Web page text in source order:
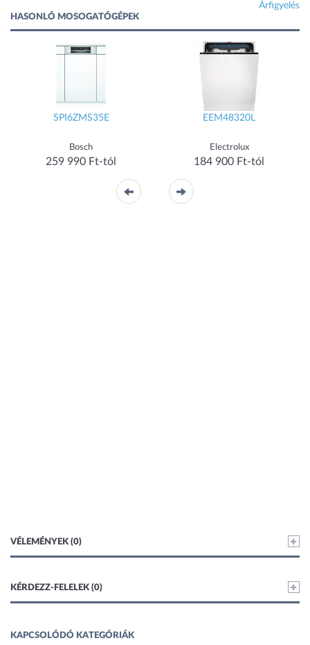
Árfigyelés
HASONLÓ MOSOGATÓGÉPEK
SPI6ZMS35E
Bosch
259 990 Ft-tól
EEM48320L
Electrolux
184 900 Ft-tól
VÉLEMÉNYEK (0)
KÉRDEZZ-FELELEK (0)
KAPCSOLÓDÓ KATEGÓRIÁK